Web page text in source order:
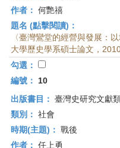
作者： 何艷禧
題名 (點擊閱讀)：
〈臺灣鸞堂的經營與發展：
大學歷史學系碩士論文，2010
勾選：
編號：
10
出版書目： 臺灣史研究文獻
類別： 社會
時期(主題)： 戰後
作者： 任上勇